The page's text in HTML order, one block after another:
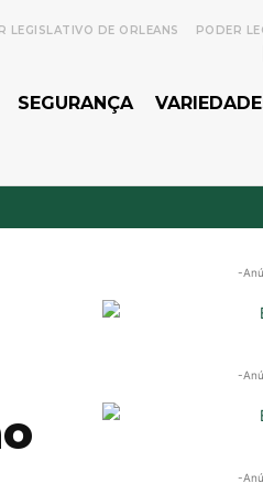
LEGISLATIVO DE ORLEANS
PODER
SEGURANÇA
-
-
-